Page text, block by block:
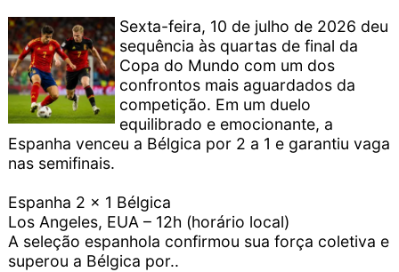
Sexta-feira, 10 de julho de 2026 deu
sequência às quartas de final da
Copa do Mundo com um dos
confrontos mais aguardados da
competição. Em um duelo
equilibrado e emocionante, a
Espanha venceu a Bélgica por 2 a 1 e garantiu vaga
nas semifinais.
Espanha 2 x 1 Bélgica
Los Angeles, EUA – 12h (horário local)
A seleção espanhola confirmou sua força coletiva e
superou a Bélgica por..